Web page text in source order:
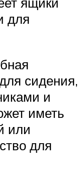
для
сидения,
и
иметь
или
для